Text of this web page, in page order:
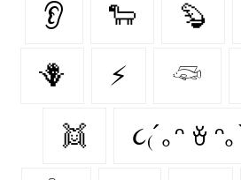
👂 🐑 🦫
🪻 ⚡ 𓆛
👯 ૮₍´｡ᵔ ꈊ ᵔ